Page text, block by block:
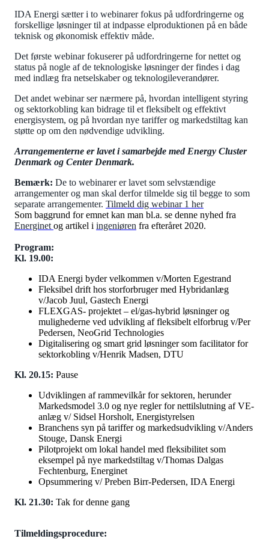
IDA Energi sætter i to webinarer fokus på udfordringerne og
forskellige løsninger til at indpasse elproduktionen på en både
teknisk og økonomisk effektiv måde.
Det første webinar fokuserer på udfordringerne for nettet og
status på nogle af de teknologiske løsninger der findes i dag
med indlæg fra netselskaber og teknologileverandører.
Det andet webinar ser nærmere på, hvordan intelligent styring
og sektorkobling kan bidrage til et fleksibelt og effektivt
energisystem, og på hvordan nye tariffer og markedstiltag kan
støtte op om den nødvendige udvikling.
Arrangementerne er lavet i samarbejde med Energy Cluster
Denmark og Center Denmark.
Bemærk: De to webinarer er lavet som selvstændige
arrangementer og man skal derfor tilmelde sig til begge to som
separate arrangementer. Tilmeld dig webinar 1 her
Som baggrund for emnet kan man bl.a. se denne nyhed fra
Energinet og artikel i ingeniøren fra efteråret 2020.
Program:
Kl. 19.00:
IDA Energi byder velkommen v/Morten Egestrand
Fleksibel drift hos storforbruger med Hybridanlæg
v/Jacob Juul, Gastech Energi
FLEXGAS- projektet – el/gas-hybrid løsninger og
mulighederne ved udvikling af fleksibelt elforbrug v/Per
Pedersen, NeoGrid Technologies
Digitalisering og smart grid løsninger som facilitator for
sektorkobling v/Henrik Madsen, DTU
Kl. 20.15: Pause
Udviklingen af rammevilkår for sektoren, herunder
Markedsmodel 3.0 og nye regler for nettilslutning af VE-
anlæg v/ Sidsel Horsholt, Energistyrelsen
Branchens syn på tariffer og markedsudvikling v/Anders
Stouge, Dansk Energi
Pilotprojekt om lokal handel med fleksibilitet som
eksempel på nye markedstiltag v/Thomas Dalgas
Fechtenburg, Energinet
Opsummering v/ Preben Birr-Pedersen, IDA Energi
Kl. 21.30: Tak for denne gang
Tilmeldingsprocedure: